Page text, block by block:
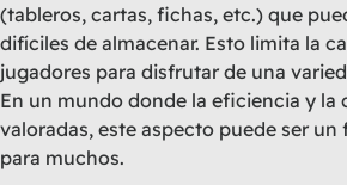
(tableros, cartas, fichas, etc.) que
difíciles de almacenar. Esto limita la
jugadores para disfrutar de una
En un mundo donde la eficiencia y la
valoradas, este aspecto puede ser
para muchos.